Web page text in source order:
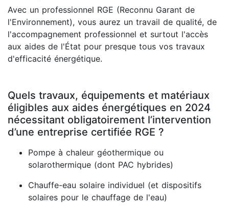
Avec un professionnel RGE (Reconnu Garant de
l'Environnement), vous aurez un travail de qualité, de
l'accompagnement professionnel et surtout l'accès
aux aides de l'État pour presque tous vos travaux
d'efficacité énergétique.
Quels travaux, équipements et matériaux
éligibles aux aides énergétiques en 2024
nécessitant obligatoirement l’intervention
d’une entreprise certifiée RGE ?
Pompe à chaleur géothermique ou
solarothermique (dont PAC hybrides)
Chauffe-eau solaire individuel (et dispositifs
solaires pour le chauffage de l'eau)